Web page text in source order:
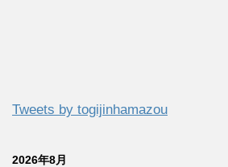
Tweets by togijinhamazou
2026年8月